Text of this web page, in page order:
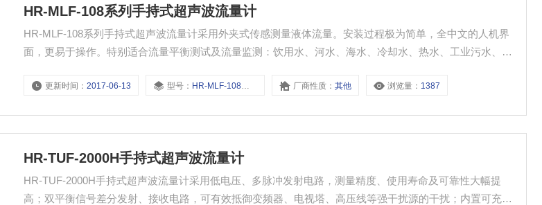
HR-MLF-108系列手持式超声波流量计
HR-MLF-108系列手持式超声波流量计采用外夹式传感测量液体流量。安装过程极为简单，全中文的人机界
面，更易于操作。特别适合流量平衡测试及流量监测：饮用水、河水、海水、冷却水、热水、工业污水、润
更新时间：2017-06-13 型号： HR-MLF-108系列 厂商性质：其他 浏览量： 1387
HR-TUF-2000H手持式超声波流量计
HR-TUF-2000H手持式超声波流量计采用低电压、多脉冲发射电路，测量精度、使用寿命及可靠性大幅提
高；双平衡信号差分发射、接收电路，可有效抵御变频器、电视塔、高压线等强干扰源的干扰；内置可充电